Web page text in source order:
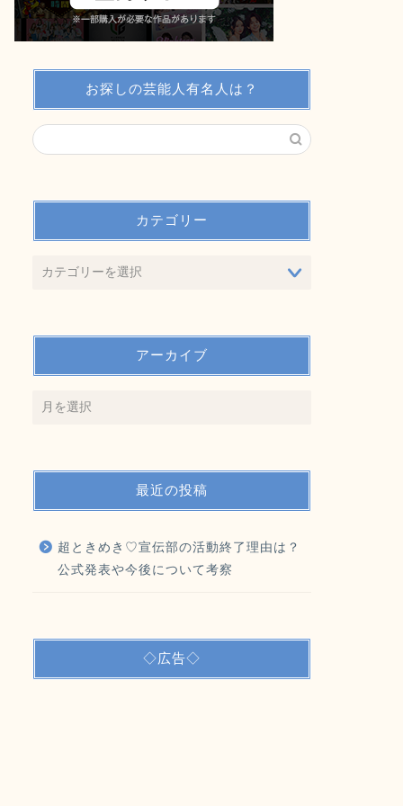
お探しの芸能人有名人は？
カテゴリー
アーカイブ
最近の投稿
超ときめき♡宣伝部の活動終了理由は？
公式発表や今後について考察
◇広告◇